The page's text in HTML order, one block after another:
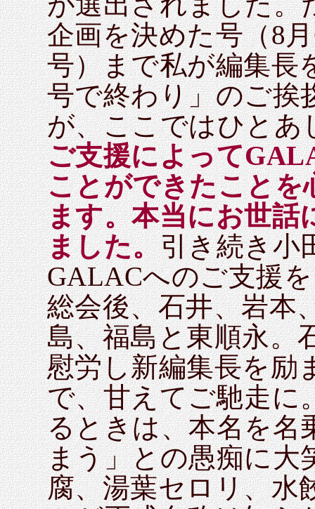
企画を決めた号（8
号）まで私が編集長
号で終わり」のご挨
が、ここではひとあ
ご支援によって
ことができたことを
ます。本当にお世話
ました。引き続き小
GALACへのご支援
総会後、石井、岩本
島、福島と東順永。
慰労し新編集長を励
で、甘えてご馳走に
るときは、本名を名
まう」との愚痴に大
腐、湯葉セロリ、水